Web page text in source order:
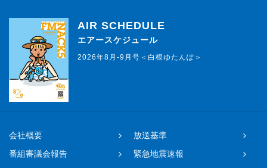
AIR SCHEDULE
エアースケジュール
2026年8月-9月号＜白根ゆたんぽ＞
会社概要
放送基準
番組審議会報告
緊急地震速報